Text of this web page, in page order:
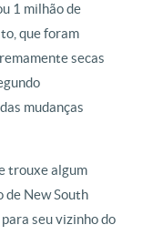
1 milhão de
que foram
secas
mudanças
trouxe algum
de New South
seu vizinho do